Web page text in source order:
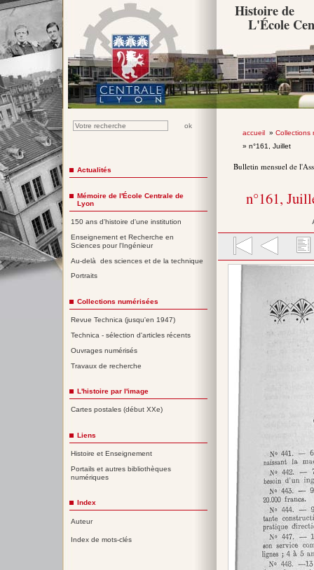
Histoire de
L'École
accueil» Collections
» n°161, Juillet
Bulletin mensuel de
n°161,
Actualités
Mémoire de l'École Centrale de
Lyon
150 ans d'histoire d'une institution
Enseignement et Recherche en
Sciences pour l'Ingénieur
Au-delà des sciences et de la technique
Portraits
Collections numérisées
Revue Technica (jusqu'en 1947)
Technica - sélection d'articles récents
Ouvrages numérisés
Travaux de recherche
L'histoire par l'image
Cartes postales (début XXe)
Liens
Histoire et Enseignement
Portails et autres bibliothèques
numériques
Index
Auteur
Index de mots-clés